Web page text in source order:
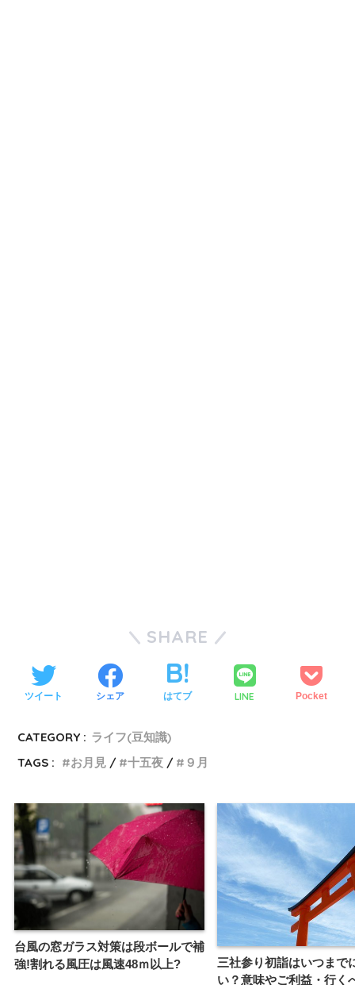
SHARE
ツイート シェア はてブ LINE Pocket
CATEGORY : ライフ(豆知識)
TAGS :
お月見 十五夜 ９月
台風の窓ガラス対策は段ボールで補
強!割れる風圧は風速48ｍ以上?
三社参り初詣はいつまで
い？意味やご利益・行く